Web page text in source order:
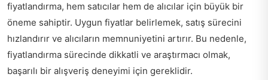
fiyatlandırma, hem satıcılar hem de alıcılar için büyük bir
öneme sahiptir. Uygun fiyatlar belirlemek, satış sürecini
hızlandırır ve alıcıların memnuniyetini artırır. Bu nedenle,
fiyatlandırma sürecinde dikkatli ve araştırmacı olmak,
başarılı bir alışveriş deneyimi için gereklidir.